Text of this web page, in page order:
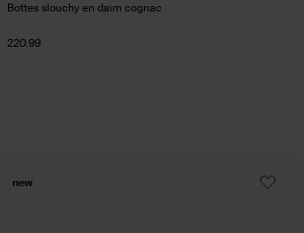
Bottes slouchy en daim cognac
220.99
new